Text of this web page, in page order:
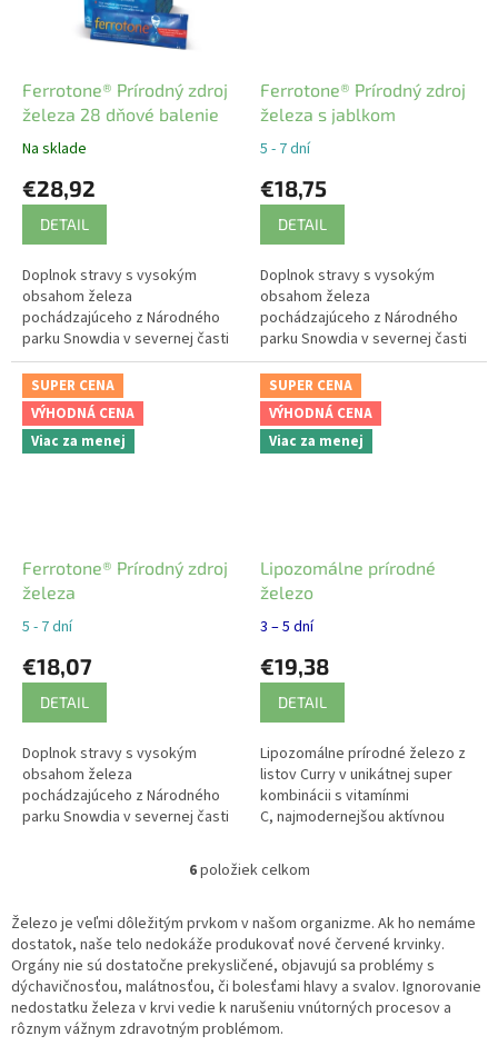
Ferrotone® Prírodný zdroj
železa 28 dňové balenie
Na sklade
€28,92
DETAIL
Doplnok stravy s vysokým
obsahom železa
pochádzajúceho z Národného
parku Snowdia v severnej časti
Walesu. 100% prírodný produkt.
Šetrný na žalúdok, v unikátnej
tekutej forme a...
Ferrotone® Prírodný zdroj
železa s jablkom
5 - 7 dní
€18,75
DETAIL
Doplnok stravy s vysokým
obsahom železa
pochádzajúceho z Národného
parku Snowdia v severnej časti
Walesu. 100% prírodný produkt.
Šetrný na žalúdok, v unikátnej
tekutej forme a...
SUPER CENA
VÝHODNÁ CENA
Viac za menej
Ferrotone® Prírodný zdroj
železa
5 - 7 dní
€18,07
DETAIL
Doplnok stravy s vysokým
obsahom železa
pochádzajúceho z Národného
parku Snowdia v severnej časti
Šetrný na žalúdok, v unikátnej
SUPER CENA
VÝHODNÁ CENA
Viac za menej
Lipozomálne prírodné
železo
3 – 5 dní
€19,38
DETAIL
Lipozomálne prírodné železo z
listov Curry v unikátnej super
kombinácii s vitamínmi
C, najmodernejšou aktívnou
folátom 4.generácie a
vitamínom...
O
l
á
d
a
c
i
6položiek celkom
Železo je veľmi dôležitým prvkom v našom organizme. Ak ho nemáme
dostatok, naše telo nedokáže produkovať nové červené krvinky.
Orgány nie sú dostatočne prekysličené, objavujú sa problémy s
dýchavičnosťou, malátnosťou, či bolesťami hlavy a svalov. Ignorovanie
nedostatku železa v krvi vedie k narušeniu vnútorných procesov a
rôznym vážnym zdravotným problémom.